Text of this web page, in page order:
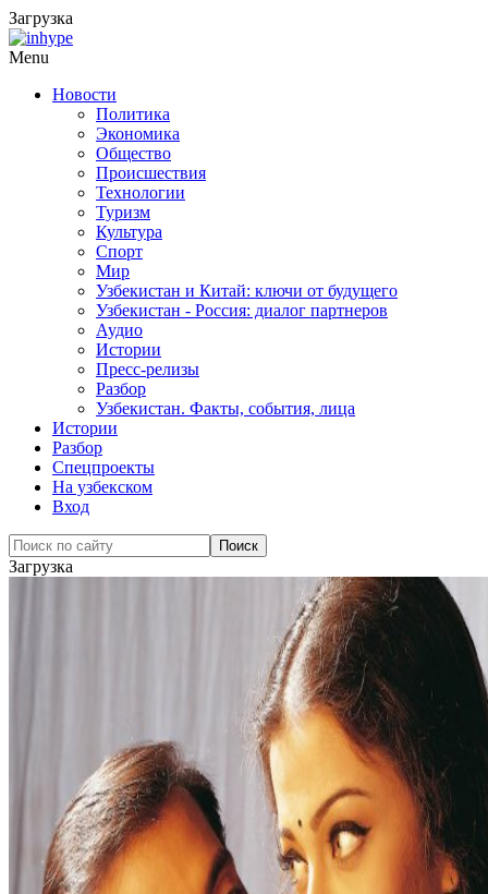
Загрузка
Menu
Новости
Политика
Экономика
Общество
Происшествия
Технологии
Туризм
Культура
Спорт
Мир
Узбекистан и Китай: ключи от будущего
Узбекистан - Россия: диалог партнеров
Аудио
Истории
Пресс-релизы
Разбор
Узбекистан. Факты, события, лица
Истории
Разбор
Спецпроекты
На узбекском
Вход
Загрузка